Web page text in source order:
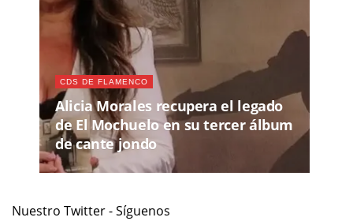
CDS DE FLAMENCO
Alicia Morales recupera el legado
de El Mochuelo en su tercer álbum
de cante jondo
Nuestro Twitter - Síguenos